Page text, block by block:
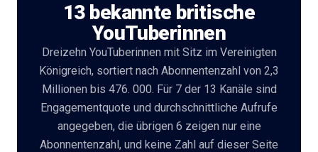
Kostenlose
13 bekannte britische
YouTuberinnen
Dreizehn YouTuberinnen mit Sitz im Vereinigten
Königreich, sortiert nach Abonnentenzahl von 2,3
Millionen bis 476. 000. Für 7 der 13 Kanäle sind
Engagementquote und durchschnittliche Aufrufe
angegeben, die übrigen 6 zeigen nur eine
Abonnentenzahl, und keine Zahl auf dieser Seite